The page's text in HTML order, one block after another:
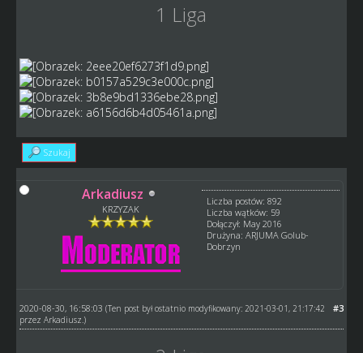
1 Liga
Szukaj
Arkadiusz
KRZYZAK
Liczba postów: 892
Liczba wątków: 59
Dołączył: May 2016
Drużyna: ARJUMA Golub-
Dobrzyn
#3
2020-08-30, 16:58:03 (Ten post był ostatnio modyfikowany: 2021-03-01, 21:17:42
przez Arkadiusz .)